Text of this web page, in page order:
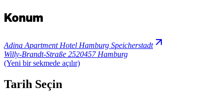
Konum
Adina Apartment Hotel Hamburg Speicherstadt
Willy-Brandt-Straße 2520457 Hamburg
(Yeni bir sekmede açılır)
Tarih Seçin